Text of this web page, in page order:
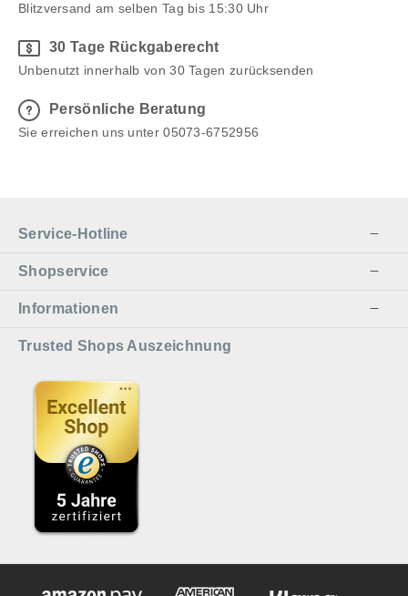
Blitzversand am selben Tag bis 15:30 Uhr
30 Tage Rückgaberecht
Unbenutzt innerhalb von 30 Tagen zurücksenden
Persönliche Beratung
Sie erreichen uns unter 05073-6752956
Service-Hotline
Shopservice
Informationen
Trusted Shops Auszeichnung